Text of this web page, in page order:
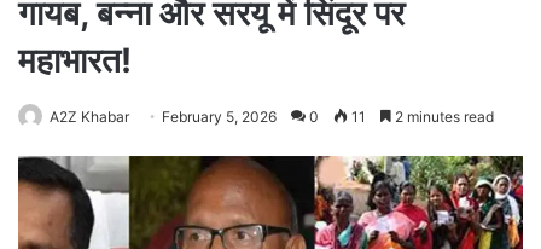
गायब, बन्ना और सरयू में सिंदूर पर
महाभारत!
A2Z Khabar February 5, 2026 0 11 2 minutes read